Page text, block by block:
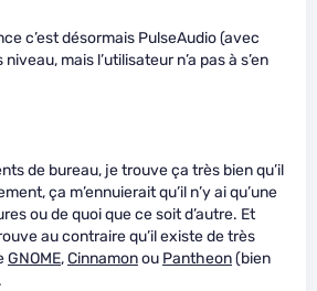
c’est désormais PulseAudio (avec
mais l’utilisateur n’a pas à s’en
de bureau, je trouve ça très bien qu’il
ça m’ennuierait qu’il n’y ai qu’une
ou de quoi que ce soit d’autre. Et
au contraire qu’il existe de très
GNOME,Cinnamonou Pantheon(bien